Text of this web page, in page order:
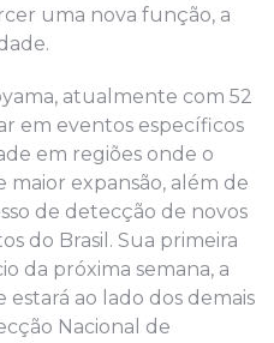
uma nova função, a
atualmente com 52
em eventos específicos
em regiões onde o
maior expansão, além de
de detecção de novos
do Brasil. Sua primeira
da próxima semana, a
ao lado dos demais
Nacional de